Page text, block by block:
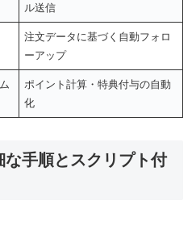
ル送信
注文データに基づく自動フォロ
ーアップ
ポイント計算・特典付与の自動
化
な手順とスクリプト付